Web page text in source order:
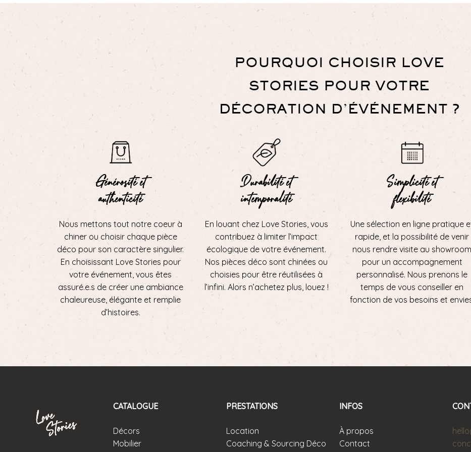
POURQUOI CHOISIR LOVE
STORIES POUR VOTRE
DÉCORATION D’ÉVÉNEMENT ?
Générosité et
authenticité
Nous mettons tout notre coeur à
chiner ou choisir chaque pièce
déco pour son caractère singulier.
En choisissant Love Stories pour
votre événement, vous êtes
assuré.e.s de créer une ambiance
chaleureuse, élégante et remplie
d’histoires.
Durabilité et
intemporalité
En louant chez Love Stories, vous
contribuez à limiter l’impact
écologique de votre événement.
Nos pièces déco sont chinées ou
choisies pour être réutilisées à
l’infini. Alors n’achetez plus, louez !
Simplicité et
flexibilité
Une sélection en ligne pratique
rapide, et la possibilité de venir
nous rendre visite au showroom
pour un accompagnement
personnalisé. Nous prenons le
temps de vous conseiller en
fonction de vos besoins et
CATALOGUE
Décors
Mobilier
PRESTATIONS
Location
Coaching & Sourcing Déco
INFOS
À propos
Contact